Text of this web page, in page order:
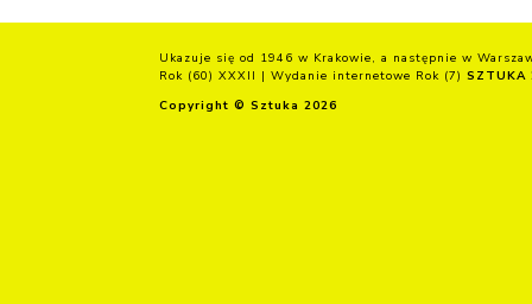
Ukazuje się od 1946 w Krakowie, a następnie w
Rok (60) XXXII | Wydanie internetowe Rok (7)SZTUKA
Copyright © Sztuka 2026